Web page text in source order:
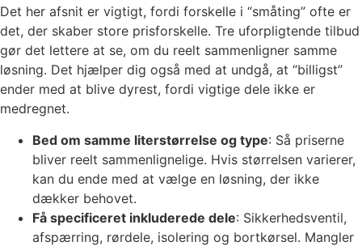
Det her afsnit er vigtigt, fordi forskelle i “småting” ofte er
det, der skaber store prisforskelle. Tre uforpligtende tilbud
gør det lettere at se, om du reelt sammenligner samme
løsning. Det hjælper dig også med at undgå, at “billigst”
ender med at blive dyrest, fordi vigtige dele ikke er
medregnet.
Bed om samme literstørrelse og type: Så priserne
bliver reelt sammenlignelige. Hvis størrelsen varierer,
kan du ende med at vælge en løsning, der ikke
dækker behovet.
Få specificeret inkluderede dele: Sikkerhedsventil,
afspærring, rørdele, isolering og bortkørsel. Mangler